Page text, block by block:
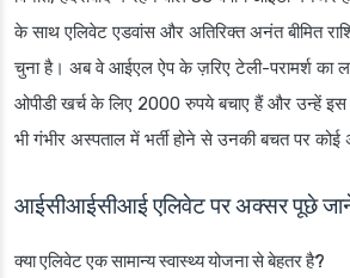
के साथ एलिवेट एडवांस और अतिरिक्त अनंत बीमित
चुना है। अब वे आईएल ऐप के ज़रिए टेली-परामर्श का
ओपीडी खर्च के लिए 2000 रुपये बचाए हैं और उन्हें इस
भी गंभीर अस्पताल में भर्ती होने से उनकी बचत पर कोई
आईसीआईसीआई एलिवेट पर अक्सर पूछे
क्या एलिवेट एक सामान्य स्वास्थ्य योजना से बेहतर है?